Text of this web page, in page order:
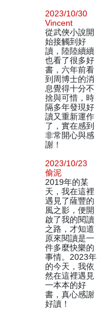
2023/10/30
Vincent
從武俠小說開
始接觸到好
讀，陸陸續續
也看了很多好
書，六年前看
到周博士的消
息覺得十分不
捨與可惜，時
隔多年發現好
讀又重新運作
了，實在感到
非常開心與感
謝！
2023/10/23
偷泥
2019年的某
天，我在這裡
遇見了薩豐的
風之影，便開
啟了我的閱讀
之路，才知道
原來閱讀是一
件多麼快樂的
事情。2023年
的今天，我依
然在這裡遇見
一本本的好
書，真心感謝
好讀！